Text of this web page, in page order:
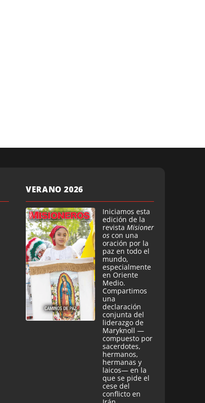
VERANO 2026
Iniciamos esta
edición de la
revista Misioner
os con una
oración por la
paz en todo el
mundo,
especialmente
en Oriente
Medio.
Compartimos
una
declaración
conjunta del
liderazgo de
Maryknoll —
compuesto por
sacerdotes,
hermanos,
hermanas y
laicos— en la
que se pide el
cese del
conflicto en